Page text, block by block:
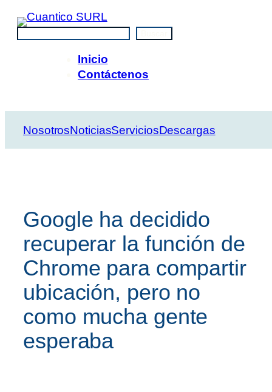
Saltar
contenido
Inicio
Contáctenos
NosotrosNoticiasServiciosDescargas
Google ha decidido
recuperar la función de
Chrome para compartir
ubicación, pero no
como mucha gente
esperaba